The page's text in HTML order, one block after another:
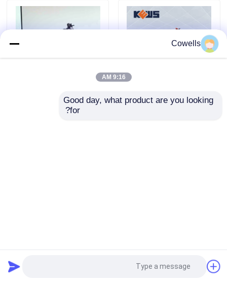
موتور سیکلت اندرو دو زمانه
موتور سیکلت های رالی
دوچرخه های خاکی اندورو
NB300 279cc موتور
KEWS 1P56FMJ X150
Machinery Manufacturing Co., Ltd.. All Rights
Cowells
9:16 AM
Good day, what product are you looking
for?